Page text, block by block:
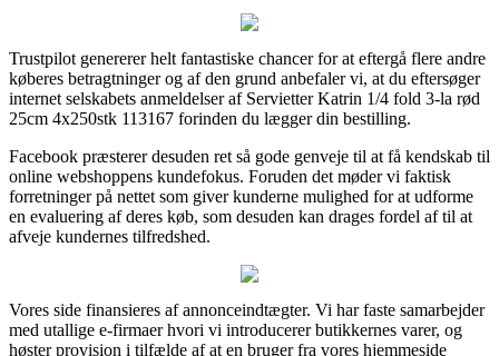
Trustpilot genererer helt fantastiske chancer for at eftergå flere andre
køberes betragtninger og af den grund anbefaler vi, at du eftersøger
internet selskabets anmeldelser af Servietter Katrin 1/4 fold 3-la rød
25cm 4x250stk 113167 forinden du lægger din bestilling.
Facebook præsterer desuden ret så gode genveje til at få kendskab til
online webshoppens kundefokus. Foruden det møder vi faktisk
forretninger på nettet som giver kunderne mulighed for at udforme
en evaluering af deres køb, som desuden kan drages fordel af til at
afveje kundernes tilfredshed.
Vores side finansieres af annonceindtægter. Vi har faste samarbejder
med utallige e-firmaer hvori vi introducerer butikkernes varer, og
høster provision i tilfælde af at en bruger fra vores hjemmeside